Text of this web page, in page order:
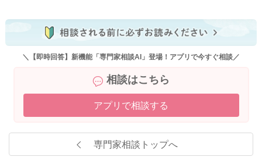
＼【即時回答】新機能「専門家相談AI」登場！アプリで今すぐ相談／
相談はこちら
アプリで相談する
専門家相談トップへ